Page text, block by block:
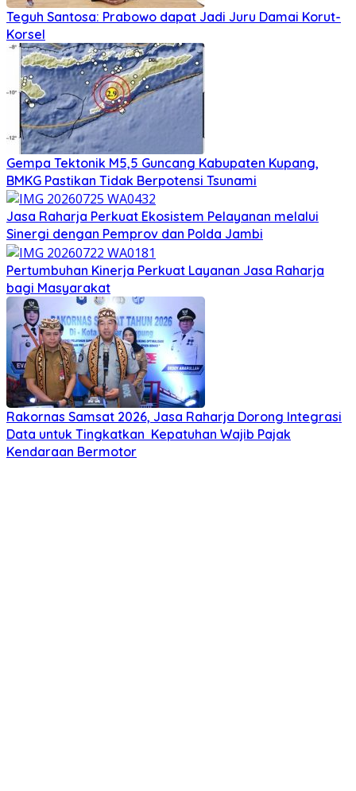
Teguh Santosa: Prabowo dapat Jadi Juru Damai Korut-
Korsel
Gempa Tektonik M5,5 Guncang Kabupaten Kupang,
BMKG Pastikan Tidak Berpotensi Tsunami
Jasa Raharja Perkuat Ekosistem Pelayanan melalui
Sinergi dengan Pemprov dan Polda Jambi
Pertumbuhan Kinerja Perkuat Layanan Jasa Raharja
bagi Masyarakat
Rakornas Samsat 2026, Jasa Raharja Dorong Integrasi
Data untuk Tingkatkan Kepatuhan Wajib Pajak
Kendaraan Bermotor